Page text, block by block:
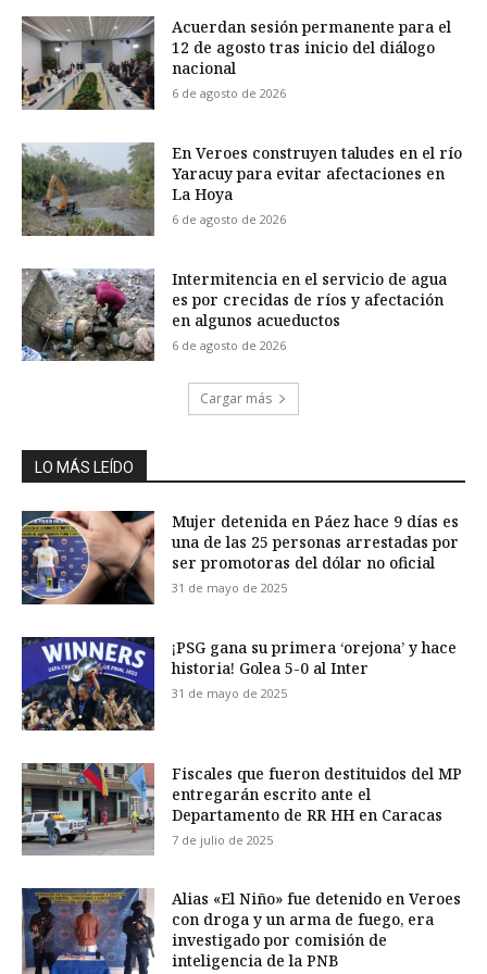
Acuerdan sesión permanente para el
12 de agosto tras inicio del diálogo
nacional
6 de agosto de 2026
En Veroes construyen taludes en el río
Yaracuy para evitar afectaciones en
La Hoya
6 de agosto de 2026
Intermitencia en el servicio de agua
es por crecidas de ríos y afectación
en algunos acueductos
6 de agosto de 2026
Cargar más
LO MÁS LEÍDO
Mujer detenida en Páez hace 9 días es
una de las 25 personas arrestadas por
ser promotoras del dólar no oficial
31 de mayo de 2025
¡PSG gana su primera ‘orejona’ y hace
historia! Golea 5-0 al Inter
31 de mayo de 2025
Fiscales que fueron destituidos del MP
entregarán escrito ante el
Departamento de RR HH en Caracas
7 de julio de 2025
Alias «El Niño» fue detenido en Veroes
con droga y un arma de fuego, era
investigado por comisión de
inteligencia de la PNB